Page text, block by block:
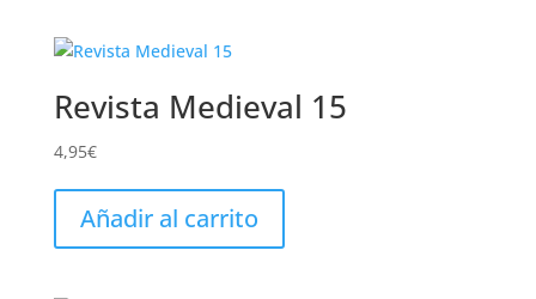
Revista Medieval 15
4,95€
Añadir al carrito